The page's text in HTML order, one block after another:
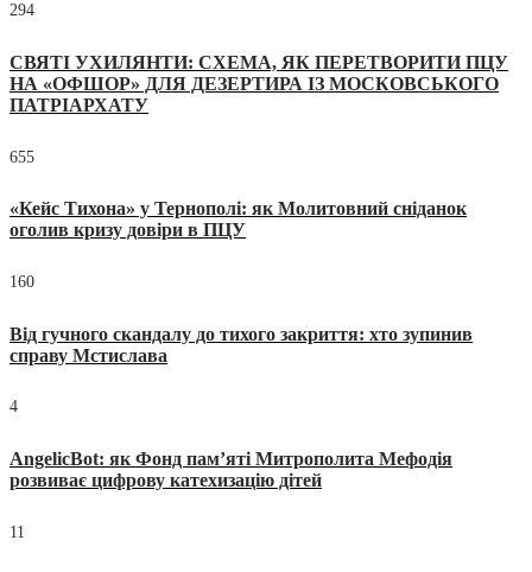
294
СВЯТІ УХИЛЯНТИ: СХЕМА, ЯК ПЕРЕТВОРИТИ ПЦУ
НА «ОФШОР» ДЛЯ ДЕЗЕРТИРА ІЗ МОСКОВСЬКОГО
ПАТРІАРХАТУ
655
«Кейс Тихона» у Тернополі: як Молитовний сніданок
оголив кризу довіри в ПЦУ
160
Від гучного скандалу до тихого закриття: хто зупинив
справу Мстислава
4
AngelicBot: як Фонд пам’яті Митрополита Мефодія
розвиває цифрову катехизацію дітей
11